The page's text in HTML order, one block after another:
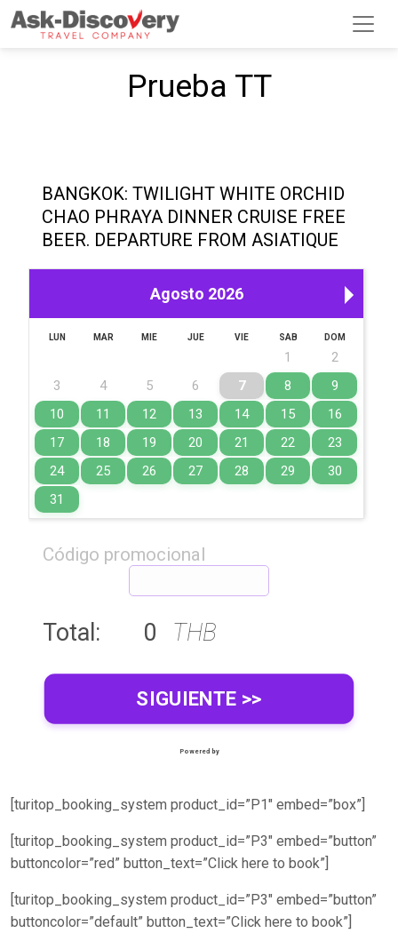
Prueba TT
[turitop_booking_system product_id=”P1″ embed=”box”]
[turitop_booking_system product_id=”P3″ embed=”button”
buttoncolor=”red” button_text=”Click here to book”]
[turitop_booking_system product_id=”P3″ embed=”button”
buttoncolor=”default” button_text=”Click here to book”]